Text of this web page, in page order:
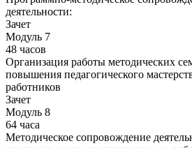
деятельности:
Зачет
Модуль 7
48 часов
Организация работы методических
повышения педагогического
работников
Зачет
Модуль 8
64 часа
Методическое сопровождение